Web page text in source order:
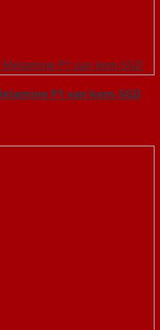
P1 van kem-SGD